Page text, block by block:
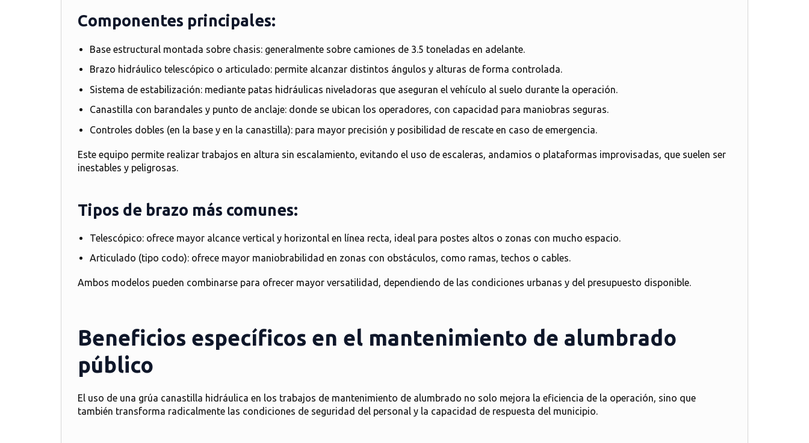
Componentes principales:
Base estructural montada sobre chasis: generalmente sobre camiones de 3.5 toneladas en adelante.
Brazo hidráulico telescópico o articulado: permite alcanzar distintos ángulos y alturas de forma controlada.
Sistema de estabilización: mediante patas hidráulicas niveladoras que aseguran el vehículo al suelo durante la operación.
Canastilla con barandales y punto de anclaje: donde se ubican los operadores, con capacidad para maniobras seguras.
Controles dobles (en la base y en la canastilla): para mayor precisión y posibilidad de rescate en caso de emergencia.
Este equipo permite realizar trabajos en altura sin escalamiento, evitando el uso de escaleras, andamios o plataformas improvisadas, que suelen ser
inestables y peligrosas.
Tipos de brazo más comunes:
Telescópico: ofrece mayor alcance vertical y horizontal en línea recta, ideal para postes altos o zonas con mucho espacio.
Articulado (tipo codo): ofrece mayor maniobrabilidad en zonas con obstáculos, como ramas, techos o cables.
Ambos modelos pueden combinarse para ofrecer mayor versatilidad, dependiendo de las condiciones urbanas y del presupuesto disponible.
Beneficios específicos en el mantenimiento de alumbrado
público
El uso de una grúa canastilla hidráulica en los trabajos de mantenimiento de alumbrado no solo mejora la eficiencia de la operación, sino que
también transforma radicalmente las condiciones de seguridad del personal y la capacidad de respuesta del municipio.